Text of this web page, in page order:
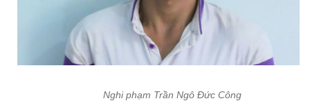
Nghi phạm Trần Ngô Đức Công